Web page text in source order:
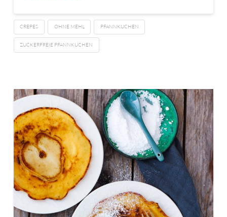
CREPES OHNE MEHL PFANNKUCHEN
ZUCKERFREIE PFANNKUCHEN